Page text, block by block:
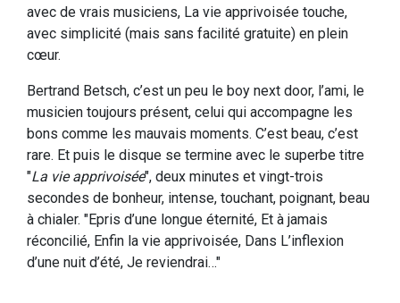
avec de vrais musiciens, La vie apprivoisée touche,
avec simplicité (mais sans facilité gratuite) en plein
cœur.
Bertrand Betsch, c’est un peu le boy next door, l’ami, le
musicien toujours présent, celui qui accompagne les
bons comme les mauvais moments. C’est beau, c’est
rare. Et puis le disque se termine avec le superbe titre
"La vie apprivoisée", deux minutes et vingt-trois
secondes de bonheur, intense, touchant, poignant, beau
à chialer. "Epris d’une longue éternité, Et à jamais
réconcilié, Enfin la vie apprivoisée, Dans L’inflexion
d’une nuit d’été, Je reviendrai…"